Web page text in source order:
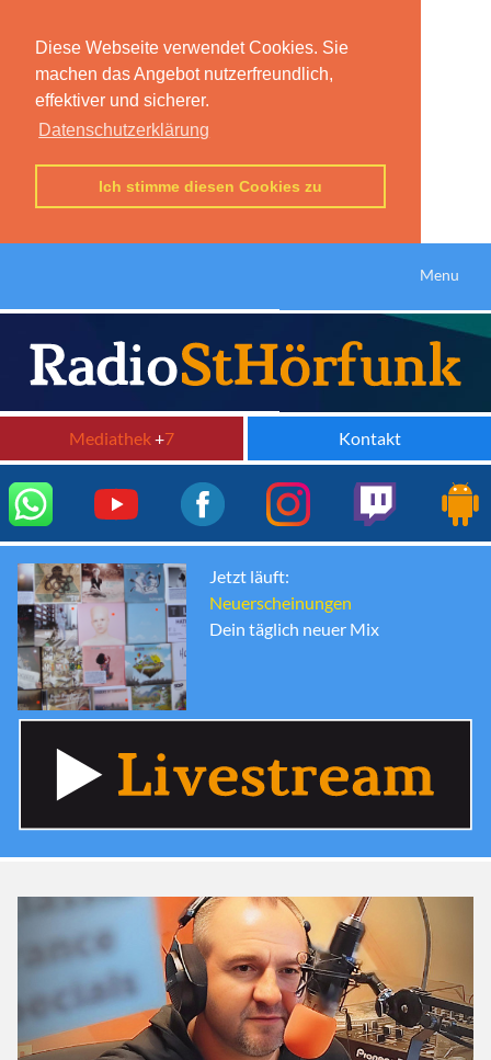
Diese Webseite verwendet Cookies. Sie
machen das Angebot nutzerfreundlich,
effektiver und sicherer.
Datenschutzerklärung
Ich stimme diesen Cookies zu
Menu
Mediathek+7 Kontakt
Jetzt läuft:
Neuerscheinungen
Dein täglich neuer Mix